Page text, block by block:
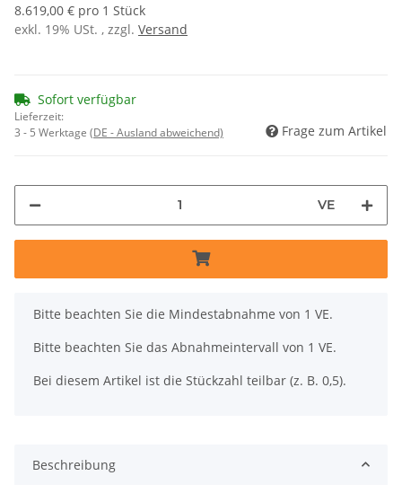
8.619,00 € pro 1 Stück
exkl. 19% USt. , zzgl. Versand
Sofort verfügbar
Lieferzeit:
3 - 5 Werktage (DE - Ausland abweichend) Frage zum Artikel
VE
x
Bitte beachten Sie die Mindestabnahme von 1 VE.
Bitte beachten Sie das Abnahmeintervall von 1 VE.
Bei diesem Artikel ist die Stückzahl teilbar (z. B. 0,5).
Beschreibung